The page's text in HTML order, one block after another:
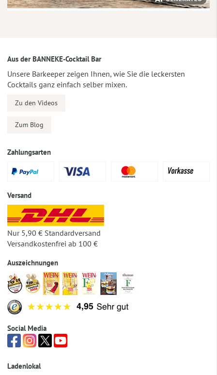
Aus der BANNEKE-Cocktail Bar
Unsere Barkeeper zeigen Ihnen, wie Sie die leckersten
Cocktails ganz einfach selber mixen.
Zu den Videos
Zum Blog
Zahlungsarten
Versand
Nur 5,90 € Standardversand
Versandkostenfrei ab 100 €
Auszeichnungen
Social Media
Ladenlokal